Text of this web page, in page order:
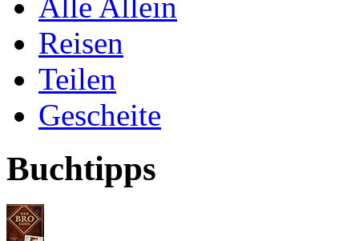
Alle Allein
Reisen
Teilen
Gescheite
Buchtipps